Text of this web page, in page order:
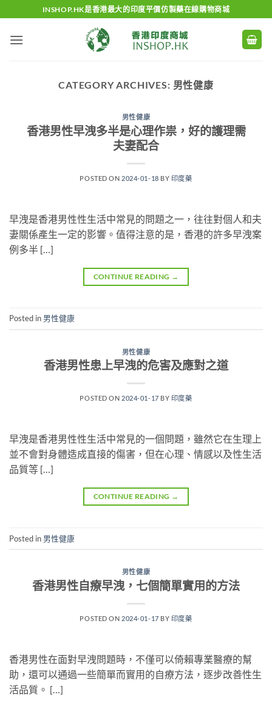
to
content
INSHOP.HK是香港最大的印度平價仿製藥在線購物商城
CATEGORY ARCHIVES: 男性健康
男性健康
香港男性早洩多半是心理作祟，好的護理需
夫妻配合
POSTED ON 2024-01-18 BY 印度藥
早洩是香港男性性生活中常見的問題之一，往往對個人和夫
妻關係產生一定的影響。值得注意的是，香港的許多早洩案
例多半 […]
CONTINUE READING →
Posted in 男性健康
男性健康
香港男性患上早洩的危害及應對之道
POSTED ON 2024-01-17 BY 印度藥
早洩是香港男性性生活中常見的一個問題，雖然它在生理上
並不會對身體造成直接的傷害，但在心理、情感以及性生活
品質等 […]
CONTINUE READING →
Posted in 男性健康
男性健康
香港男性自療早洩，七個簡單實用的方法
POSTED ON 2024-01-17 BY 印度藥
香港男性在面對早洩問題時，不僅可以倚賴專業醫療的幫
助，還可以通過一些簡單而實用的自療方法，逐步改善性生
活品質。 […]